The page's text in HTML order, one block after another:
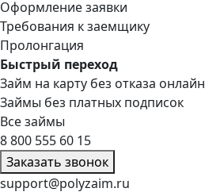
Оформление заявки
Требования к заемщику
Пролонгация
Быстрый переход
Займ на карту без отказа онлайн
Займы без платных подписок
Все займы
8 800 555 60 15
Заказать звонок
support@polyzaim.ru